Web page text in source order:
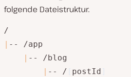
folgende Dateistruktur.
-- /app
-- /blog
-- / postId